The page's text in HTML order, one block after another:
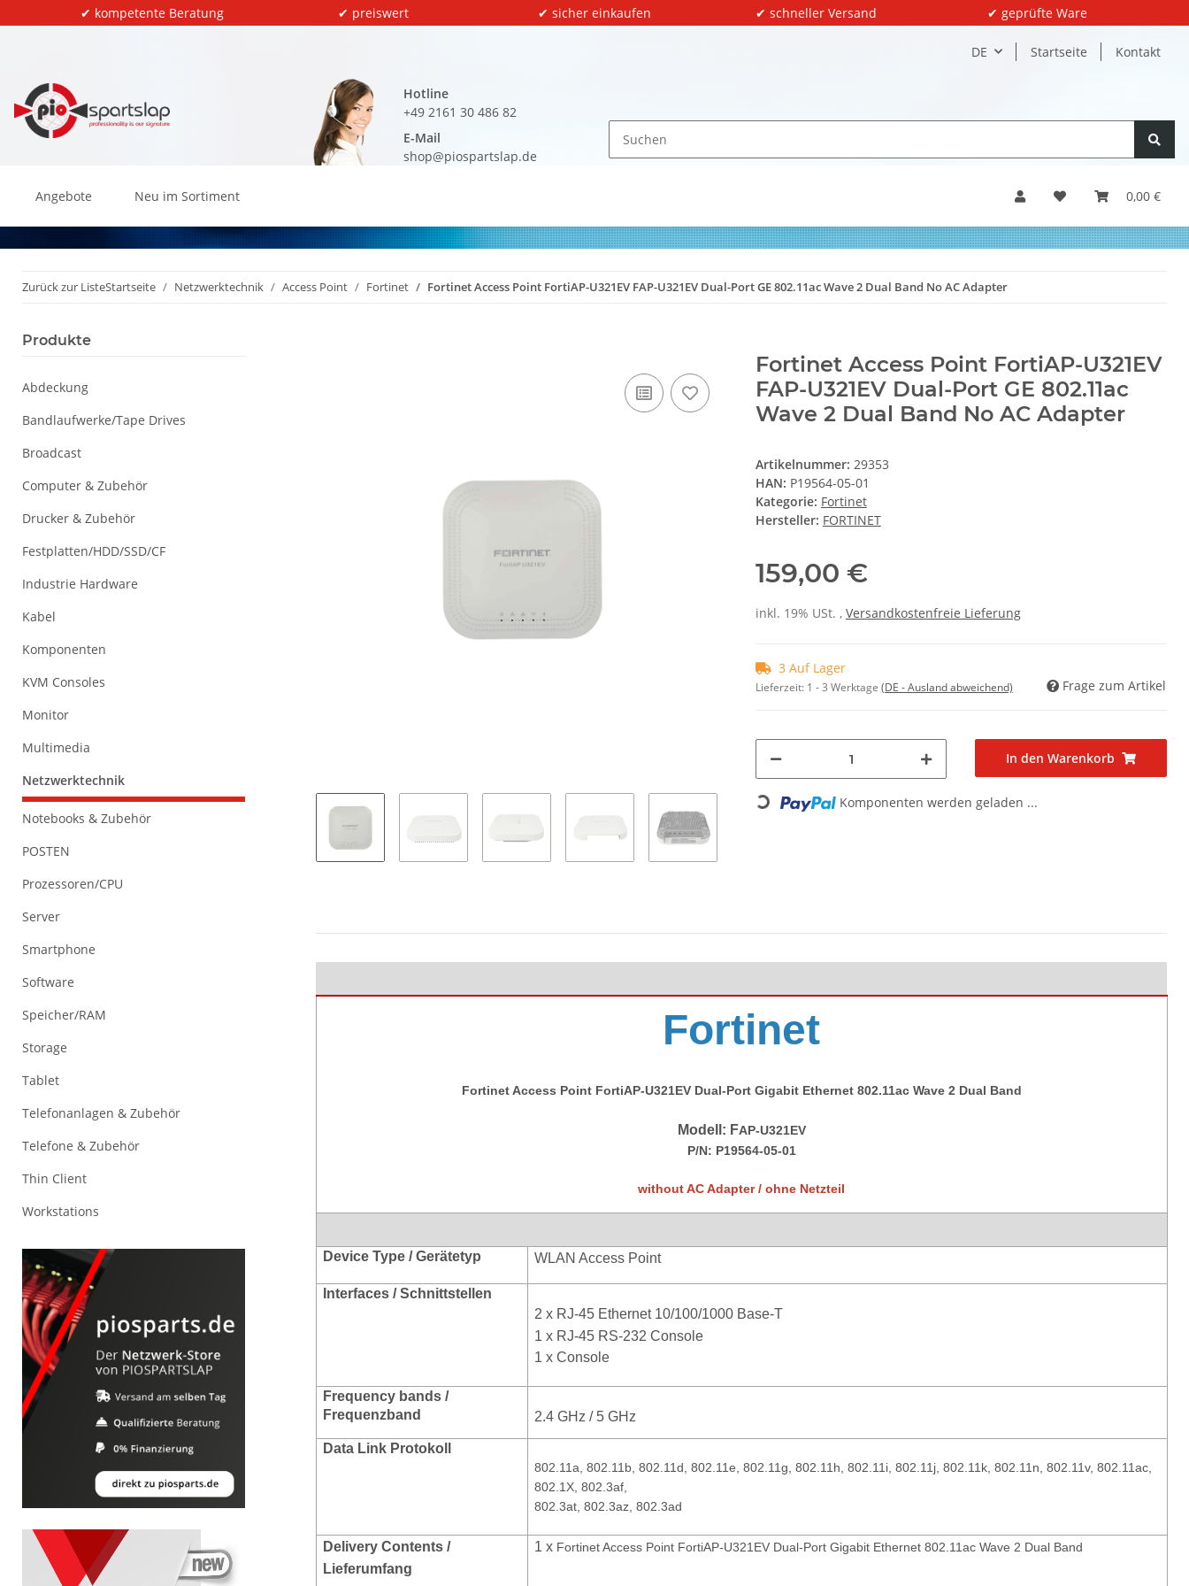
✔ kompetente Beratung ✔ preiswert ✔ sicher einkaufen ✔ schneller Versand ✔ geprüfte Ware
DE Startseite Kontakt
Hotline
+49 2161 30 486 82
E-Mail
shop@piospartslap.de
0,00 €
Angebote Neu im Sortiment
Zurück zur ListeStartseite Netzwerktechnik Access Point Fortinet Fortinet Access Point FortiAP-U321EV FAP-U321EV Dual-Port GE 802.11ac Wave 2 Dual Band No AC Adapter
Fortinet Access Point FortiAP-U321EV
FAP-U321EV Dual-Port GE 802.11ac
Wave 2 Dual Band No AC Adapter
Artikelnummer: 29353
HAN: P19564-05-01
Kategorie: Fortinet
Hersteller: FORTINET
159,00 €
inkl. 19% USt. , Versandkostenfreie Lieferung
3 Auf Lager
Lieferzeit: 1 - 3 Werktage (DE - Ausland abweichend) Frage zum Artikel
In den Warenkorb
Loading... Komponenten werden geladen ...
Fortinet
Fortinet Access Point FortiAP-U321EV Dual-Port Gigabit Ethernet 802.11ac Wave 2 Dual Band
Modell: FAP-U321EV
P/N: P19564-05-01
without AC Adapter / ohne Netzteil
Device Type / Gerätetyp WLAN Access Point
Interfaces / Schnittstellen
2 x RJ-45 Ethernet 10/100/1000 Base-T
1 x RJ-45 RS-232 Console
1 x Console
Frequency bands /
Frequenzband
2.4 GHz / 5 GHz
Data Link Protokoll
802.11a, 802.11b, 802.11d, 802.11e, 802.11g, 802.11h, 802.11i, 802.11j, 802.11k, 802.11n, 802.11v, 802.11ac,
802.1X, 802.3af,
802.3at, 802.3az, 802.3ad
Delivery Contents /
Lieferumfang
1 x Fortinet Access Point FortiAP-U321EV Dual-Port Gigabit Ethernet 802.11ac Wave 2 Dual Band
Produkte
Abdeckung
Bandlaufwerke/Tape Drives
Broadcast
Computer & Zubehör
Drucker & Zubehör
Festplatten/HDD/SSD/CF
Industrie Hardware
Kabel
Komponenten
KVM Consoles
Monitor
Multimedia
Netzwerktechnik
Notebooks & Zubehör
POSTEN
Prozessoren/CPU
Server
Smartphone
Software
Speicher/RAM
Storage
Tablet
Telefonanlagen & Zubehör
Telefone & Zubehör
Thin Client
Workstations